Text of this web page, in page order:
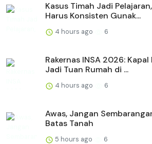
Kasus Timah Jadi
Harus Konsisten Gunak...
4 hours ago 6
Rakernas INSA 2026:
Jadi Tuan Rumah di ...
4 hours ago 6
Awas, Jangan
Batas Tanah
5 hours ago 6